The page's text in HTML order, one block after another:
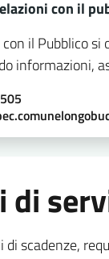
con il
il Pubblico
informazioni,
di
di scadenze,